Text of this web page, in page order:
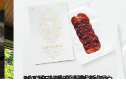
2021.12.26
2022年【岩手県】手みやげ3選 スペイン流熟成生ハムを岩手産素材で
グルメ